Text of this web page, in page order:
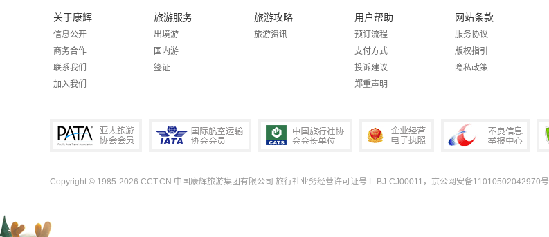
关于康辉
信息公开
商务合作
联系我们
加入我们
旅游服务
出境游
国内游
签证
旅游攻略
旅游资讯
用户帮助
预订流程
支付方式
投诉建议
郑重声明
网站条款
服务协议
版权指引
隐私政策
Copyright © 1985-2026 CCT.CN 中国康辉旅游集团有限公司 旅行社业务经营许可证号 L-BJ-CJ00011，京公网安备11010502042970号